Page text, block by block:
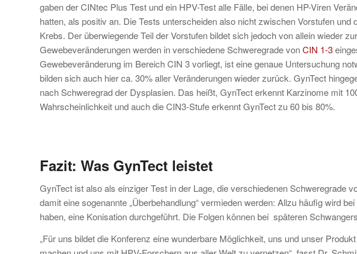
gaben der CINtec Plus Test und ein HPV-Test alle Fälle, bei denen HP-Viren
hatten, als positiv an. Die Tests unterscheiden also nicht zwischen Vorstufen und
Krebs. Der überwiegende Teil der Vorstufen bildet sich jedoch von allein wieder
Gewebeveränderungen werden in verschiedene Schweregrade vonCIN 1-3
Gewebeveränderung im Bereich CIN 3 vorliegt, ist eine genaue Untersuchung
bilden sich auch hier ca. 30% aller Veränderungen wieder zurück. GynTect
nach Schweregrad der Dysplasien. Das heißt, GynTect erkennt Karzinome mit
Wahrscheinlichkeit und auch die CIN3-Stufe erkennt GynTect zu 60 bis 80%.
Fazit: Was GynTect leistet
GynTect ist also als einziger Test in der Lage, die verschiedenen Schweregrade
damit eine sogenannte „Überbehandlung“ vermieden werden: Allzu häufig wird
haben, eine Konisation durchgeführt. Die Folgen können bei späteren
„Für uns bildet die Konferenz eine wunderbare Möglichkeit, uns und unser